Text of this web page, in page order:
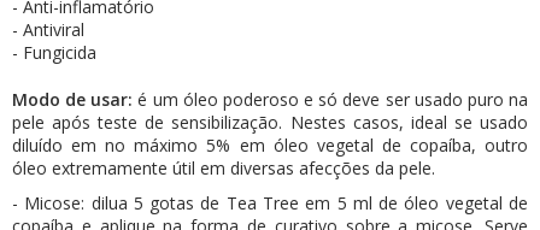
- Anti-inflamatório
- Antiviral
- Fungicida
Modo de usar: é um óleo poderoso e só deve ser usado puro na
pele após teste de sensibilização. Nestes casos, ideal se usado
diluído em no máximo 5% em óleo vegetal de copaíba, outro
óleo extremamente útil em diversas afecções da pele.
- Micose: dilua 5 gotas de Tea Tree em 5 ml de óleo vegetal de